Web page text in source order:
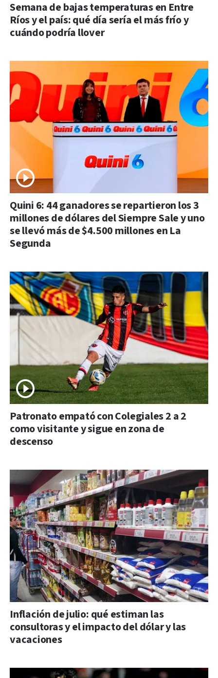
Semana de bajas temperaturas en Entre
Ríos y el país: qué día sería el más frío y
cuándo podría llover
Quini 6: 44 ganadores se repartieron los 3
millones de dólares del Siempre Sale y uno
se llevó más de $4.500 millones en La
Segunda
Patronato empató con Colegiales 2 a 2
como visitante y sigue en zona de
descenso
Inflación de julio: qué estiman las
consultoras y el impacto del dólar y las
vacaciones